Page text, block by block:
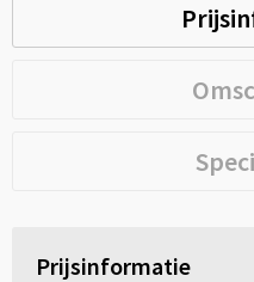
Prijsinformatie